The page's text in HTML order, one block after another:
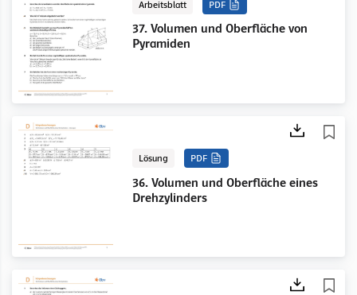
Arbeitsblatt PDF
37. Volumen und Oberfläche von
Pyramiden
Lösung PDF
36. Volumen und Oberfläche eines
Drehzylinders